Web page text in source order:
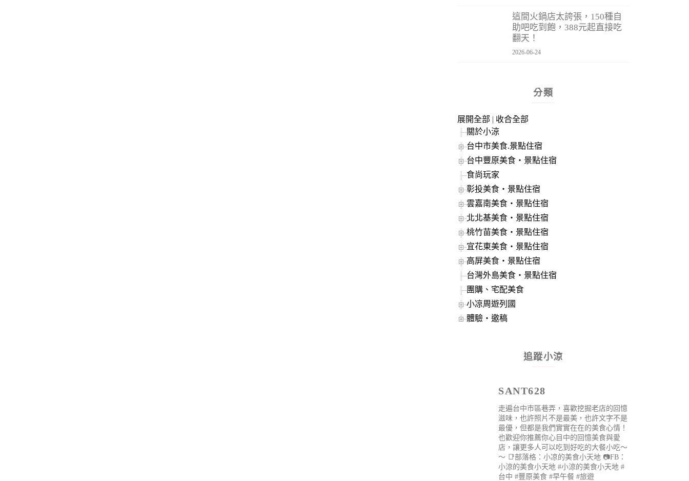
這間火鍋店太誇張，150種自
助吧吃到飽，388元起直接吃
翻天！
2026-06-24
分類
展開全部 | 收合全部
關於小涼
台中市美食.景點住宿
台中豐原美食‧景點住宿
食尚玩家
彰投美食‧景點住宿
雲嘉南美食‧景點住宿
北北基美食‧景點住宿
桃竹苗美食‧景點住宿
宜花東美食‧景點住宿
高屏美食‧景點住宿
台灣外島美食‧景點住宿
團購、宅配美食
小凉周遊列國
體驗‧邀稿
追蹤小涼
SANT628
走遍台中市區巷弄，喜歡挖掘老店的回憶
滋味，也許照片不是最美，也許文字不是
最優，但都是我們實實在在的美食心情！
也歡迎你推薦你心目中的回憶美食與愛
店，讓更多人可以吃到好吃的大餐小吃～
～ 📑部落格：小凉的美食小天地 📷FB：
小涼的美食小天地 #小涼的美食小天地 #
台中 #豐原美食 #早午餐 #旅遊